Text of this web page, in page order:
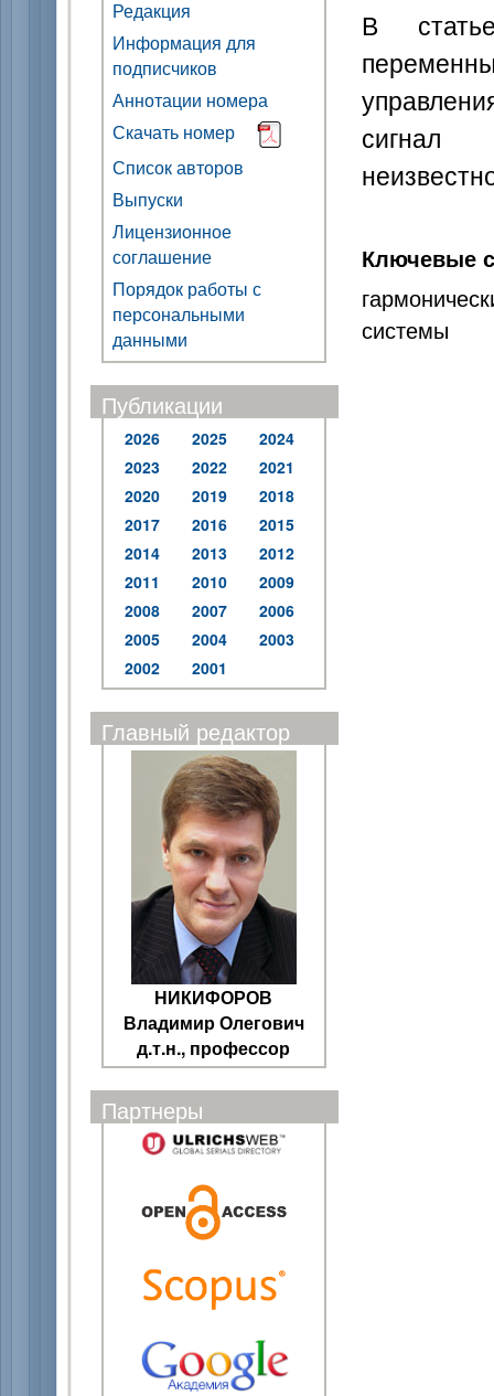
Редакция
Информация для
подписчиков
Аннотации номера
Скачать номер
Список авторов
Выпуски
Лицензионное
соглашение
Порядок работы с
персональными
данными
Публикации
2026 2025
2024
2023
2022
2021
2020
2019
2018
2017
2016
2015
2014
2013
2012
2011
2010
2009
2008
2007
2006
2005
2004
2003
2002
2001
Главный редактор
НИКИФОРОВ
Владимир Олегович
д.т.н., профессор
Партнеры
В
сигнал
Ключевые
системы